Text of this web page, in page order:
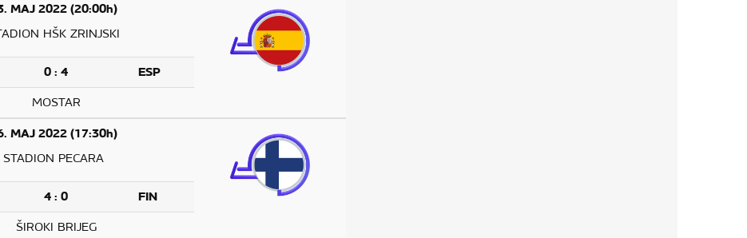
MAJ 2022 (20:00h)
HŠK ZRINJSKI
0 : 4 ESP
MOSTAR
MAJ 2022 (17:30h)
STADION PECARA
4 : 0 FIN
ŠIROKI BRIJEG